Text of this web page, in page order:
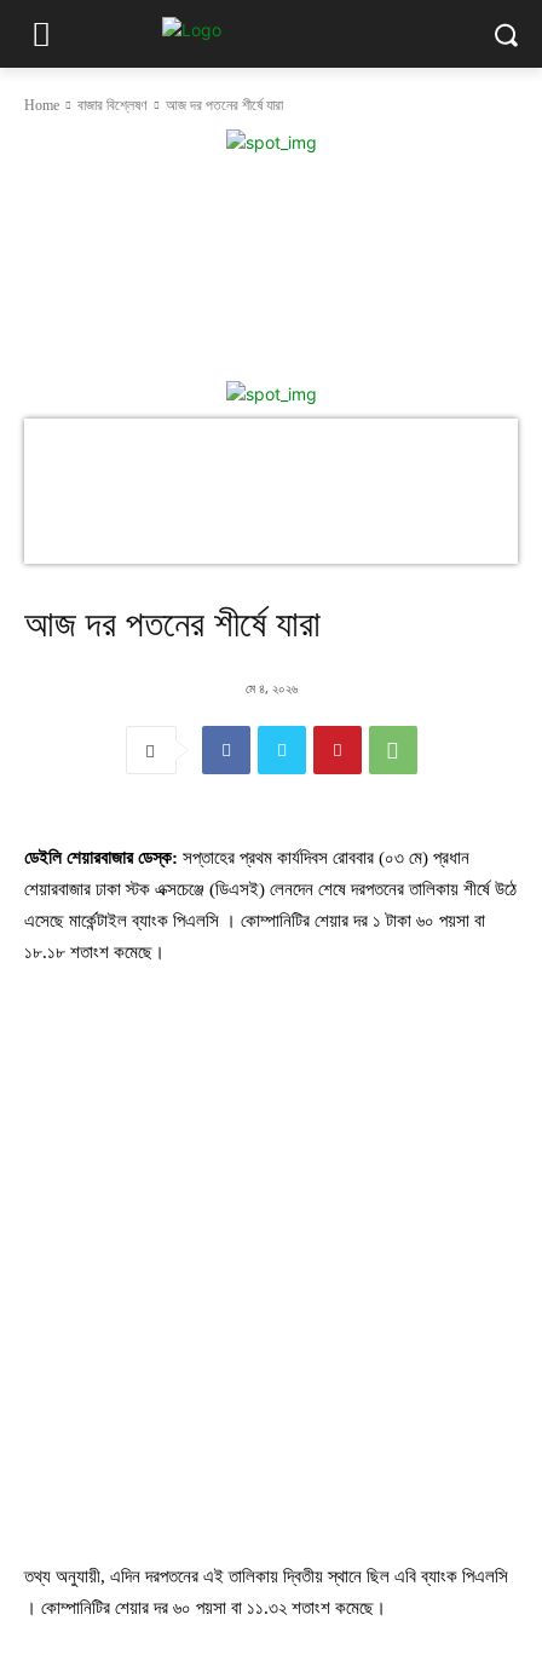
Home বাজার বিশ্লেষণ আজ দর পতনের শীর্ষে যারা
আজ দর পতনের শীর্ষে যারা
মে ৪, ২০২৬
ডেইলি শেয়ারবাজার ডেস্ক: সপ্তাহের প্রথম কার্যদিবস রোববার (০৩ মে) প্রধান
শেয়ারবাজার ঢাকা স্টক এক্সচেঞ্জে (ডিএসই) লেনদেন শেষে দরপতনের তালিকায় শীর্ষে উঠে
এসেছে মার্কেন্টাইল ব্যাংক পিএলসি । কোম্পানিটির শেয়ার দর ১ টাকা ৬০ পয়সা বা
১৮.১৮ শতাংশ কমেছে।
তথ্য অনুযায়ী, এদিন দরপতনের এই তালিকায় দ্বিতীয় স্থানে ছিল এবি ব্যাংক পিএলসি
। কোম্পানিটির শেয়ার দর ৬০ পয়সা বা ১১.৩২ শতাংশ কমেছে।